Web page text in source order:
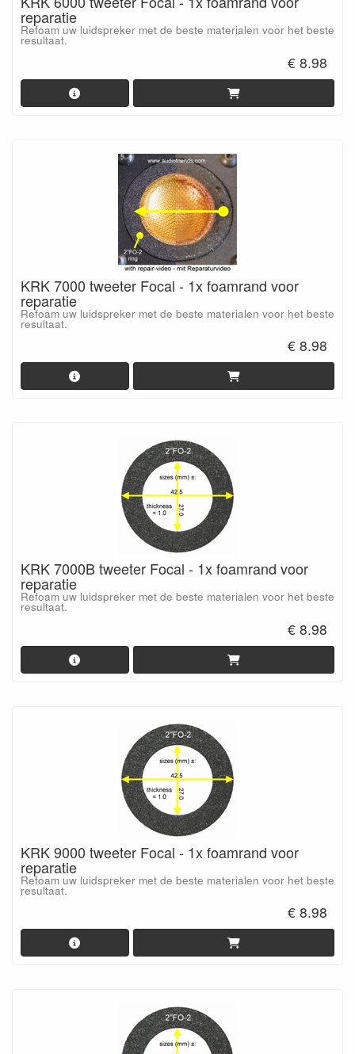
reparatie
Refoam uw luidspreker met de beste materialen voor het beste
resultaat.
€ 8.98
KRK 7000 tweeter Focal - 1x foamrand voor
reparatie
Refoam uw luidspreker met de beste materialen voor het beste
resultaat.
€ 8.98
KRK 7000B tweeter Focal - 1x foamrand voor
reparatie
Refoam uw luidspreker met de beste materialen voor het beste
resultaat.
€ 8.98
KRK 9000 tweeter Focal - 1x foamrand voor
reparatie
Refoam uw luidspreker met de beste materialen voor het beste
resultaat.
€ 8.98